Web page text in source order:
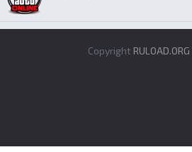
Copyright RULOAD.ORG